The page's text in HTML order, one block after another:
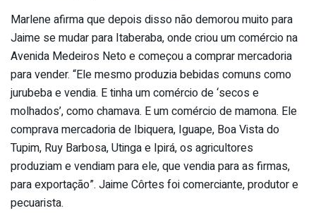
Marlene afirma que depois disso não demorou muito para
Jaime se mudar para Itaberaba, onde criou um comércio na
Avenida Medeiros Neto e começou a comprar mercadoria
para vender. “Ele mesmo produzia bebidas comuns como
jurubeba e vendia. E tinha um comércio de ‘secos e
molhados’, como chamava. E um comércio de mamona. Ele
comprava mercadoria de Ibiquera, Iguape, Boa Vista do
Tupim, Ruy Barbosa, Utinga e Ipirá, os agricultores
produziam e vendiam para ele, que vendia para as firmas,
para exportação”. Jaime Côrtes foi comerciante, produtor e
pecuarista.